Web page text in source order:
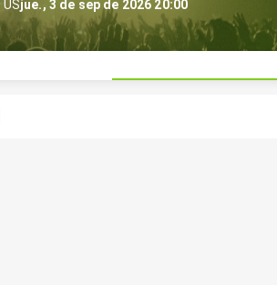
USjue., 3 de sep de 2026 20:00